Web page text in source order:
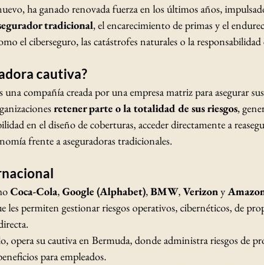
ha ganado renovada fuerza en los últimos años,
tradicional, el encarecimiento de primas y el
el ciberseguro, las catástrofes naturales o la
cautiva?
una compañía creada por una empresa matriz para asegurar
retener parte o la totalidad de sus riesgos,
en el diseño de coberturas, acceder directamente a
frente a aseguradoras tradicionales.
Coca-Cola, Google (Alphabet), BMW, Verizon y
les permiten gestionar riesgos operativos, cibernéticos, de
opera su cautiva en Bermuda, donde administra riesgos de
para empleados.